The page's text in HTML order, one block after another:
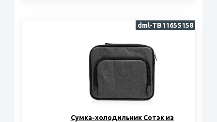
Сумка-холодильник Сотэк из
dml-TB1165S158